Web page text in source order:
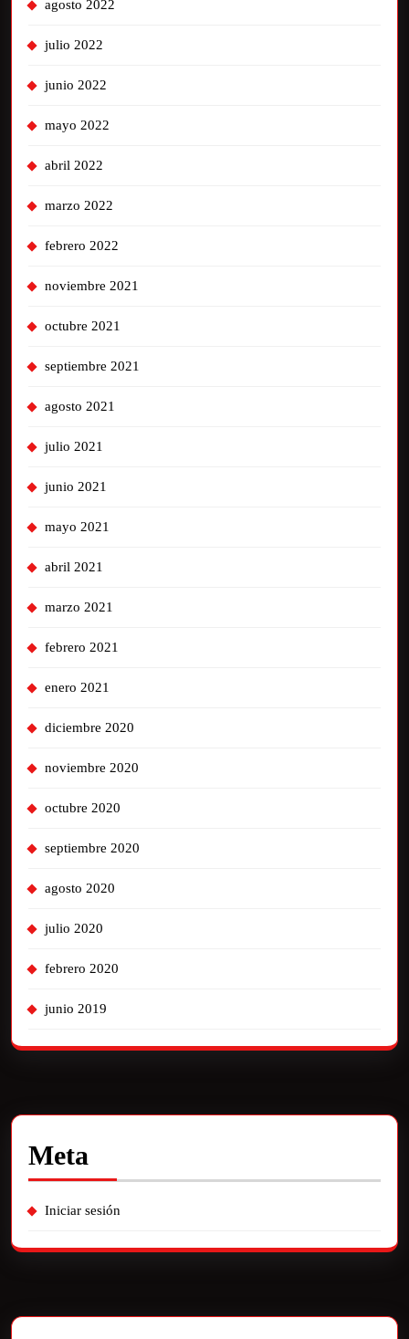
agosto 2022
julio 2022
junio 2022
mayo 2022
abril 2022
marzo 2022
febrero 2022
noviembre 2021
octubre 2021
septiembre 2021
agosto 2021
julio 2021
junio 2021
mayo 2021
abril 2021
marzo 2021
febrero 2021
enero 2021
diciembre 2020
noviembre 2020
octubre 2020
septiembre 2020
agosto 2020
julio 2020
febrero 2020
junio 2019
Meta
Iniciar sesión